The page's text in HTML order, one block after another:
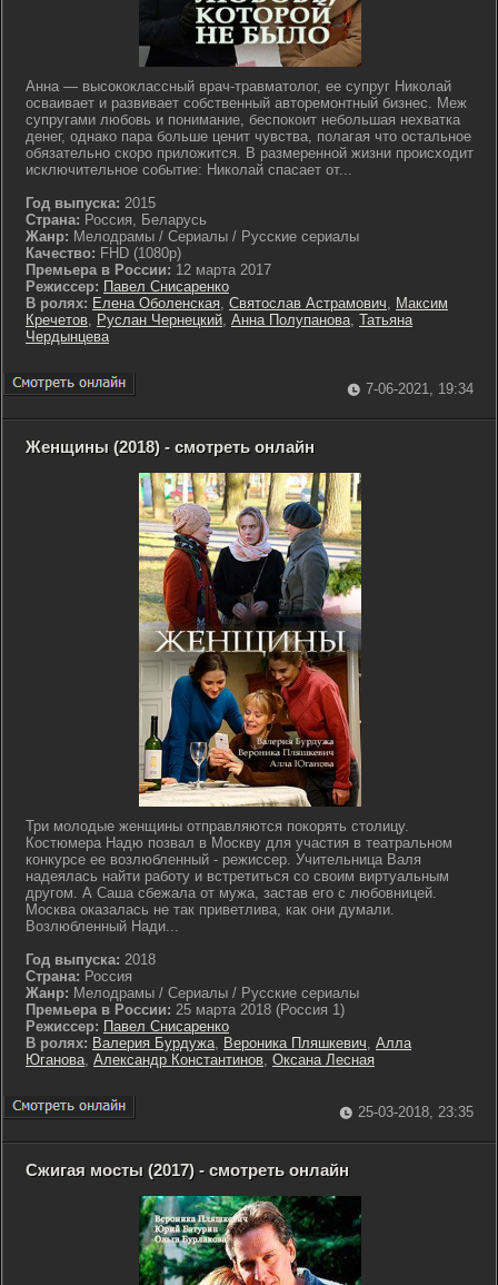
Анна — высококлассный врач-травматолог, ее супруг Николай
осваивает и развивает собственный авторемонтный бизнес. Меж
супругами любовь и понимание, беспокоит небольшая нехватка
денег, однако пара больше ценит чувства, полагая что остальное
обязательно скоро приложится. В размеренной жизни происходит
исключительное событие: Николай спасает от...
Год выпуска: 2015
Страна: Россия, Беларусь
Жанр: Мелодрамы / Сериалы / Русские сериалы
Качество: FHD (1080p)
Премьера в России: 12 марта 2017
Режиссер: Павел Снисаренко
В ролях: Елена Оболенская, Святослав Астрамович, Максим
Кречетов, Руслан Чернецкий, Анна Полупанова, Татьяна
Чердынцева
7-06-2021, 19:34
Женщины (2018) - смотреть онлайн
Три молодые женщины отправляются покорять столицу.
Костюмера Надю позвал в Москву для участия в театральном
конкурсе ее возлюбленный - режиссер. Учительница Валя
надеялась найти работу и встретиться со своим виртуальным
другом. А Саша сбежала от мужа, застав его с любовницей.
Москва оказалась не так приветлива, как они думали.
Возлюбленный Нади...
Год выпуска: 2018
Страна: Россия
Жанр: Мелодрамы / Сериалы / Русские сериалы
Премьера в России: 25 марта 2018 (Россия 1)
Режиссер: Павел Снисаренко
В ролях: Валерия Бурдужа, Вероника Пляшкевич, Алла
Юганова, Александр Константинов, Оксана Лесная
25-03-2018, 23:35
Сжигая мосты (2017) - смотреть онлайн